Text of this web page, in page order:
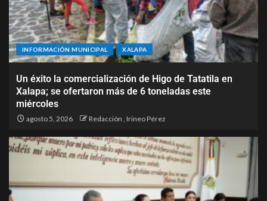
INFORMACIÓN MUNICIPAL XALAPA
Un éxito la comercialización de Higo de Tatatila en
Xalapa; se ofertaron más de 6 toneladas este
miércoles
agosto 5, 2026 Redacción , Irineo Pérez